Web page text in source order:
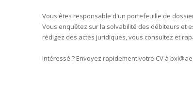
Vous êtes responsable d'un portefeuille de
Vous enquêtez sur la solvabilité des débiteurs et
rédigez des actes juridiques, vous consultez et
Intéressé ? Envoyez rapidement votre CV à